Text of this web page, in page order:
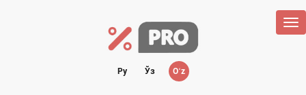
Ру Ўз Oʻz